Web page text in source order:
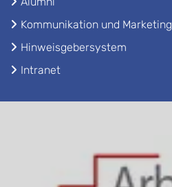
Kommunikation und Marketing
Hinweisgebersystem
Intranet